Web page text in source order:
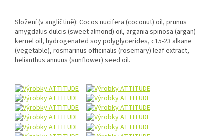
Složení (v angličtině): Cocos nucifera (coconut) oil, prunus
amygdalus dulcis (sweet almond) oil, argania spinosa (argan)
kernel oil, hydrogenated soy polyglycerides, c15-23 alkane
(vegetable), rosmarinus officinalis (rosemary) leaf extract,
helianthus annuus (sunflower) seed oil.